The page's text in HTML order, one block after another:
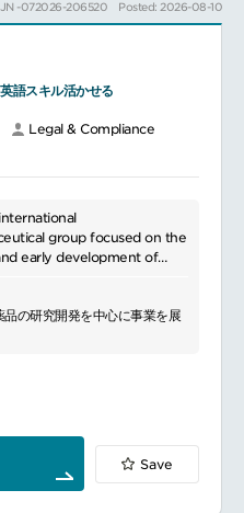
タル、テクノロジー、アジャイ
活用し、新たに顕在化するコン
スクに対応
見・専門性をコンプライアン
共有し、「One Team」として
ム等)の導入検討・運用
ク管理・コンプライアンス:
内部統制・法務監査への対応
ス関連の事務局運営
和解等の争訟案件における法的
用、育成、評価、および業務配
-072026-206520 Posted: 2026-08-10
語スキル活かせる
Legal & Compliance
group focused on the
early development of
disease areas, including
disorders, immune diseases,
conditions. We are
providing high-quality
and health
Our research and
division is actively engaged
new drugs, contributing to
品の研究開発を中心に事業を展
事業化に取り組むグローバル
企業です。
ついて
務業務を幅広く担当し、契約書
ーや事業開発案件の支援を通
およびコーポレート部門を法
Save